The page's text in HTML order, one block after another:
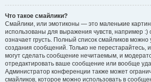
Что такое смайлики?
Смайлики, или эмотиконы — это маленькие
использованы для выражения чувств, например :)
означает грусть. Полный список смайликов
создания сообщений. Только не перестарайтесь,
могут сделать сообщение нечитаемым, и
отредактировать ваше сообщение или вообще
Администратор конференции также может
смайликов, которое можно использовать в